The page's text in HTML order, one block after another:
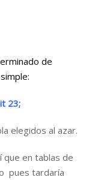
de
23;
elegidos al azar.
que en tablas de
pues tardaría